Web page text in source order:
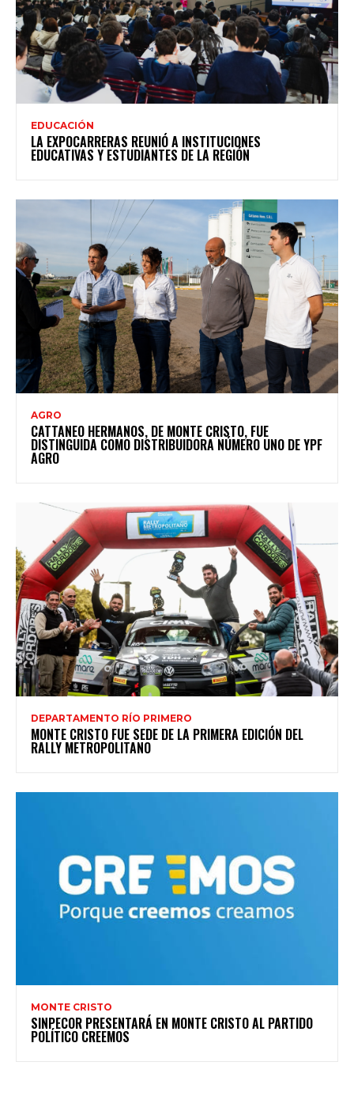
EDUCACIÓN
LA EXPOCARRERAS REUNIÓ A INSTITUCIONES
EDUCATIVAS Y ESTUDIANTES DE LA REGIÓN
AGRO
CATTANEO HERMANOS, DE MONTE CRISTO, FUE
DISTINGUIDA COMO DISTRIBUIDORA NÚMERO UNO DE YPF
AGRO
DEPARTAMENTO RÍO PRIMERO
MONTE CRISTO FUE SEDE DE LA PRIMERA EDICIÓN DEL
RALLY METROPOLITANO
MONTE CRISTO
SINPECOR PRESENTARÁ EN MONTE CRISTO AL PARTIDO
POLÍTICO CREEMOS